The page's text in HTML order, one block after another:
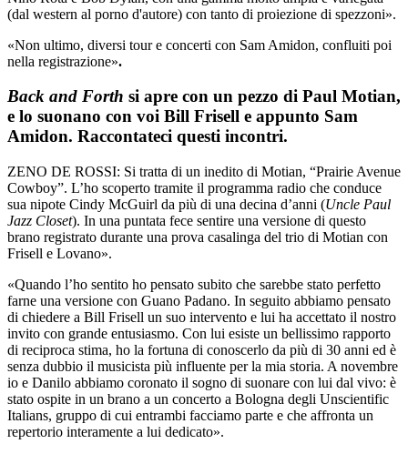
(dal western al porno d'autore) con tanto di proiezione di spezzoni».
«Non ultimo, diversi tour e concerti con Sam Amidon, confluiti poi
nella registrazione».
Back and Forth si apre con un pezzo di Paul Motian,
e lo suonano con voi Bill Frisell e appunto Sam
Amidon. Raccontateci questi incontri.
ZENO DE ROSSI: Si tratta di un inedito di Motian, “Prairie Avenue
Cowboy”. L’ho scoperto tramite il programma radio che conduce
sua nipote Cindy McGuirl da più di una decina d’anni (Uncle Paul
Jazz Closet). In una puntata fece sentire una versione di questo
brano registrato durante una prova casalinga del trio di Motian con
Frisell e Lovano».
«Quando l’ho sentito ho pensato subito che sarebbe stato perfetto
farne una versione con Guano Padano. In seguito abbiamo pensato
di chiedere a Bill Frisell un suo intervento e lui ha accettato il nostro
invito con grande entusiasmo. Con lui esiste un bellissimo rapporto
di reciproca stima, ho la fortuna di conoscerlo da più di 30 anni ed è
senza dubbio il musicista più influente per la mia storia. A novembre
io e Danilo abbiamo coronato il sogno di suonare con lui dal vivo: è
stato ospite in un brano a un concerto a Bologna degli Unscientific
Italians, gruppo di cui entrambi facciamo parte e che affronta un
repertorio interamente a lui dedicato».